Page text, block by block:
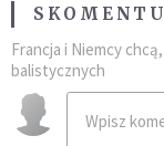
Francja i Niemcy
balistycznych